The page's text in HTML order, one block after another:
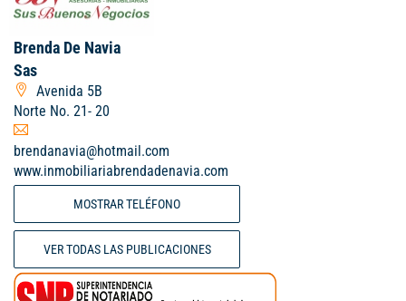
Brenda De Navia
Sas
Avenida 5B
Norte No. 21- 20
brendanavia@hotmail.com
www.inmobiliariabrendadenavia.com
MOSTRAR TELÉFONO
VER TODAS LAS PUBLICACIONES